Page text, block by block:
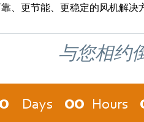
靠、更节能、更稳定的风机解
与您相约
0 Days 00 Hours